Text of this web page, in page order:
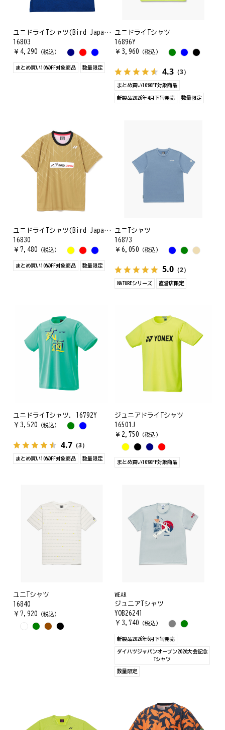
ユニドライTシャツ(Bird Japanプリント)
16803
￥ 4,290 （税込）
まとめ買い10%OFF対象商品 数量限定
ユニドライTシャツ
16896Y
￥ 3,960 （税込）
4.3（3）
まとめ買い10%OFF対象商品
新製品2026年4月下旬発売 数量限定
ユニドライTシャツ(Bird Japanプリント)
16830
￥ 7,480 （税込）
まとめ買い10%OFF対象商品 数量限定
ユニTシャツ
16873
￥ 6,050 （税込）
5.0（2）
NATUREシリーズ 直営店限定
ユニドライTシャツ. 16792Y
￥ 3,520 （税込）
4.7 （3）
まとめ買い10%OFF対象商品 数量限定
ジュニアドライTシャツ
16501J
￥ 2,750 （税込）
まとめ買い10%OFF対象商品
ユニTシャツ
16840
￥ 7,920 （税込）
WEAR
ジュニアTシャツ
YOB26241
￥ 3,740 （税込）
新製品2026年6月下旬発売
ダイハツジャパンオープン2026大会記念
Tシャツ
数量限定